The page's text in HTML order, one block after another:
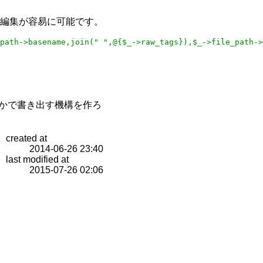
集が容易に可能です。
>basename,join(" ",@{$_->raw_tags}),$_-
で書き出す機構を作ろ
created at
2014-06-26 23:40
last modified at
2015-07-26 02:06